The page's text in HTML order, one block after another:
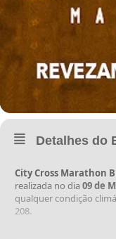
Detalhes do
City Cross Marathon
realizada no dia09 de
qualquer condição
208.